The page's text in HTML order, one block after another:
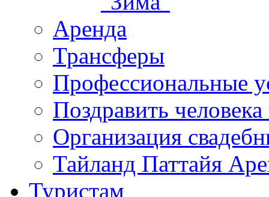
Аренда
Трансферы
Профессиональные
Поздравить
Организация
Тайланд Паттайя
Туристам